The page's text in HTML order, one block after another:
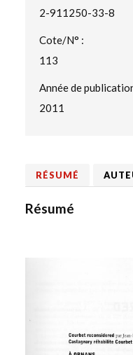
2-911250-33-8
Cote/N° :
113
Année de
2011
RÉSUMÉ
Résumé